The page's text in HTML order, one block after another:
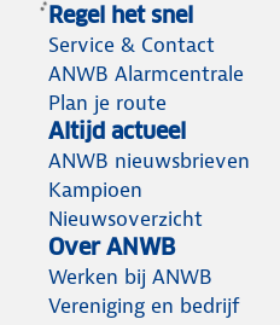
Regel het snel
Service & Contact
ANWB Alarmcentrale
Plan je route
Altijd actueel
ANWB nieuwsbrieven
Kampioen
Nieuwsoverzicht
Over ANWB
Werken bij ANWB
Vereniging en bedrijf